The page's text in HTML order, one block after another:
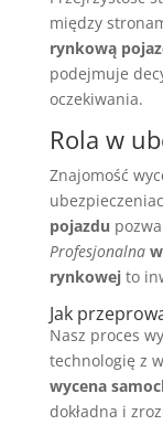
między
rynkową
podejmuje
oczekiwania.
Rola w
Znajomość
pojazdu
Profesjonalna
rynkowejto
Jak
Nasz proces
technologię z
wycena
dokładna i